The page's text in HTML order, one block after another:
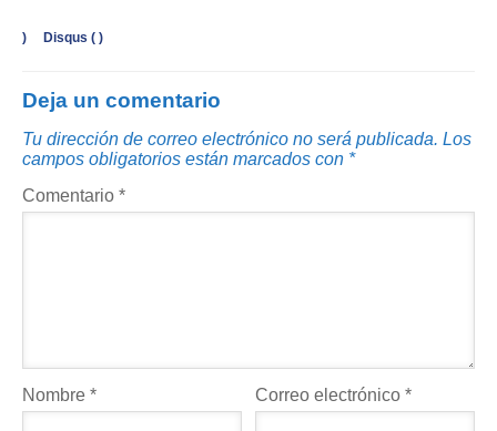
) Disqus ( )
Deja un comentario
Tu dirección de correo electrónico no será publicada. Los
campos obligatorios están marcados con *
Comentario *
Nombre * Correo electrónico*